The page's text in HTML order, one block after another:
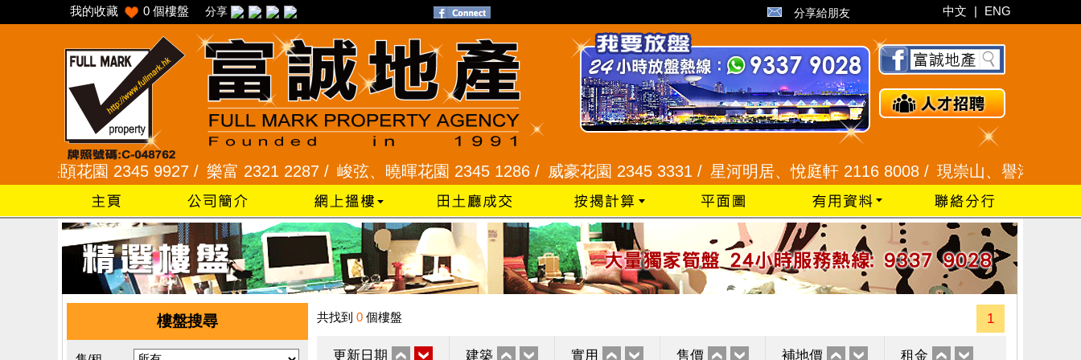
我的收藏 0 個樓盤 分享 分享給朋友 中文 | ENG
采頣花園 2345 9927 /樂富 2321 2287 /峻弦、曉暉花園 2345 1286 /威豪花園 2345 3331 /星河明居、悅庭軒 2116 8008 /現崇山、譽港灣 2345
樓盤搜尋 共找到 0 個樓盤 1
更新日期 建築 實用 售價 補地價 租金